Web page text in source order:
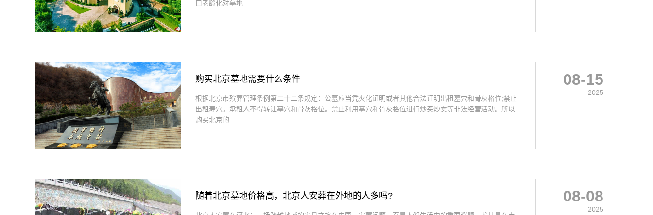
口老龄化对墓地...
购买北京墓地需要什么条件
根据北京市殡葬管理条例第二十二条规定：公墓应当凭火化证明或者其他合法证明出租墓穴和骨灰格位;禁止
出租寿穴。承租人不得转让墓穴和骨灰格位。禁止利用墓穴和骨灰格位进行炒买炒卖等非法经营活动。所以
购买北京的...
08-15
2025
随着北京墓地价格高，北京人安葬在外地的人多吗? 08-08
2025